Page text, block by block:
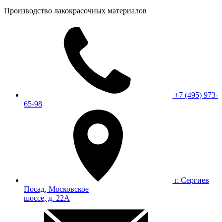
Производство лакокрасочных материалов
+7 (495) 973-
65-98
г. Сергиев
Посад, Московское
шоссе, д. 22А